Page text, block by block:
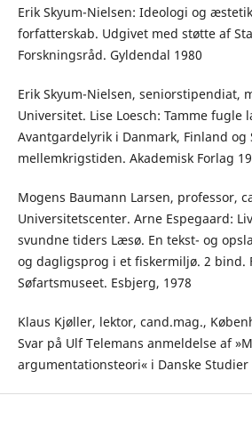
Erik Skyum-Nielsen: Ideologi og
forfatterskab. Udgivet med støtte af
Forskningsråd. Gyldendal 1980
Erik Skyum-Nielsen, seniorstipendiat,
Universitet. Lise Loesch: Tamme fugle
Avantgardelyrik i Danmark, Finland og
mellemkrigstiden. Akademisk Forlag
Mogens Baumann Larsen, professor,
Universitetscenter. Arne Espegaard:
svundne tiders Læsø. En tekst- og
og dagligsprog i et fiskermiljø. 2 bind.
Søfartsmuseet. Esbjerg, 1978
Klaus Kjøller, lektor, cand.mag.,
Svar på Ulf Telemans anmeldelse af
argumentationsteori« i Danske Studier